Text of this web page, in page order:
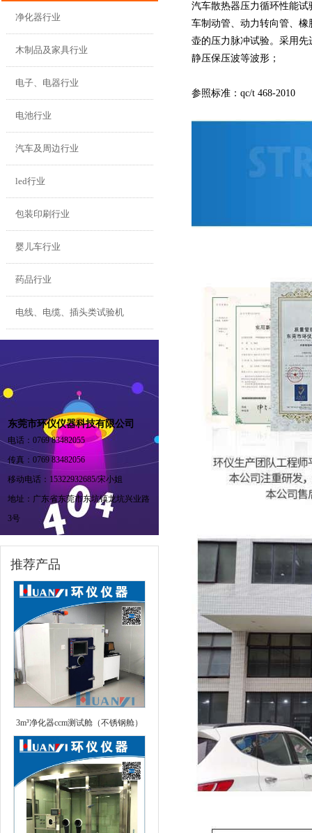
净化器行业
木制品及家具行业
电子、电器行业
电池行业
汽车及周边行业
led行业
包装印刷行业
婴儿车行业
药品行业
电线、电缆、插头类试验机
东莞市环仪仪器科技有限公司
电话：0769 83482055
传真：0769 83482056
移动电话：15322932685/宋小姐
地址：广东省东莞市东坑镇龙坑兴业路
3号
推荐产品
3m³净化器ccm测试舱（不锈钢舱）
汽车散热器压力循环性能
车制动管、动力转向管、
壶的压力脉冲试验。采用
静压保压波等波形；
参照标准：qc/t 468-2010